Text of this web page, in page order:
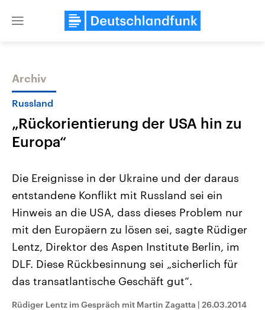
Close
Themen
USA
Aktuelle Beiträge, Analysen und
Hintergründe
Wirtschaftlich und militärisch
gehören die Vereinigten Staaten zu
den mächtigsten Ländern der Erde,
mit großem Einfluss auf das
Nahostkonflikt
Aktuelle Lage und
Der Überfall der
Terrororganisation Hamas
Oktober 2023 auf Israel
Region wieder die Gewalt
Israel möchte die Hamas
Libanon vom Iran
Sendungen Programm Podcasts
Archiv
Russland
„Rückorientierung der USA hin zu
Europa“
Die Ereignisse in der Ukraine und der daraus
entstandene Konflikt mit Russland sei ein
Hinweis an die USA, dass dieses Problem nur
mit den Europäern zu lösen sei, sagte Rüdiger
Lentz, Direktor des Aspen Institute Berlin, im
DLF. Diese Rückbesinnung sei „sicherlich für
das transatlantische Geschäft gut“.
Rüdiger Lentz im Gespräch mit Martin Zagatta | 26.03.2014